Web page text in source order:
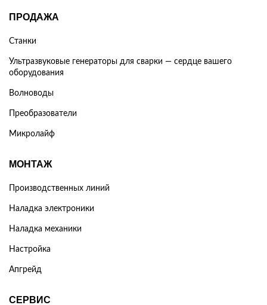
ПРОДАЖА
Станки
Ультразвуковые генераторы для сварки — сердце вашего
оборудования
Волноводы
Преобразователи
Микролайф
МОНТАЖ
Производственных линий
Наладка электроники
Наладка механики
Настройка
Апгрейд
СЕРВИС